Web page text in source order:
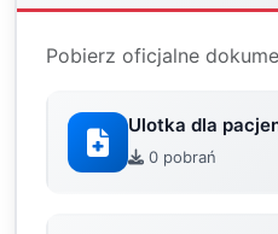
Pobierz oficjalne
Ulotka dla
0 pobrań